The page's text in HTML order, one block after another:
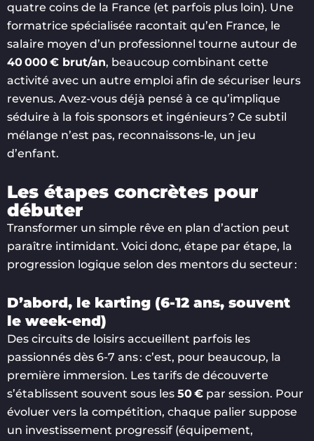
quatre coins de la France (et parfois plus loin). Une
formatrice spécialisée racontait qu’en France, le
salaire moyen d’un professionnel tourne autour de
40 000 € brut/an, beaucoup combinant cette
activité avec un autre emploi afin de sécuriser leurs
revenus. Avez-vous déjà pensé à ce qu’implique
séduire à la fois sponsors et ingénieurs ? Ce subtil
mélange n’est pas, reconnaissons-le, un jeu
d’enfant.
Les étapes concrètes pour
débuter
Transformer un simple rêve en plan d’action peut
paraître intimidant. Voici donc, étape par étape, la
progression logique selon des mentors du secteur :
D’abord, le karting (6-12 ans, souvent
le week-end)
Des circuits de loisirs accueillent parfois les
passionnés dès 6-7 ans : c’est, pour beaucoup, la
première immersion. Les tarifs de découverte
s’établissent souvent sous les 50 € par session. Pour
évoluer vers la compétition, chaque palier suppose
un investissement progressif (équipement,